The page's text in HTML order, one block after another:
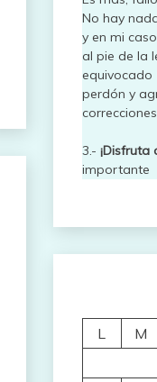
No hay
y en mi
al pie de la
equivocado
perdón y
3.- ¡Disfruta
importante
L
M